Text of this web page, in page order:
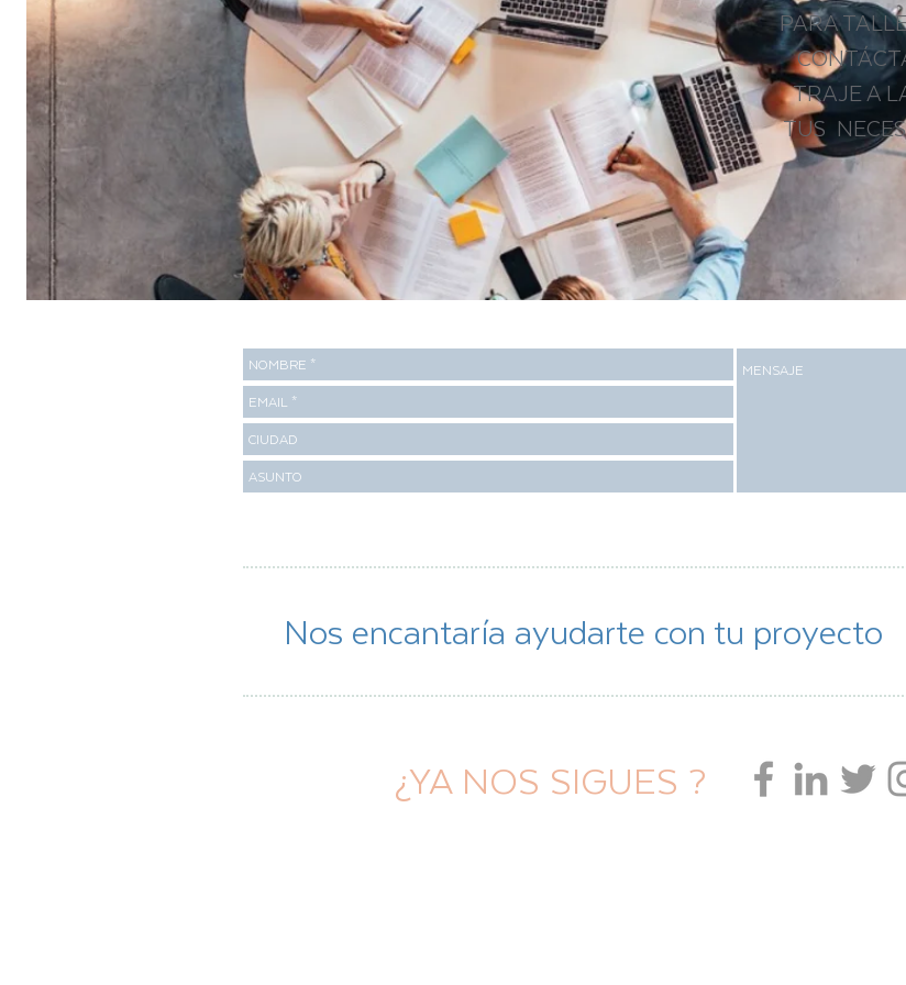
PARA
TRAJE A
TUS
Nos encantaría ayudarte con tu proyecto
¿YA NOS SIGUES ?